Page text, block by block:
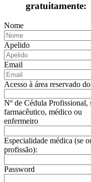
gratuitamente:
Nome
Apelido
Email
Acesso à área reservado
Nº de Cédula Profissional,
farmacêutico, médico ou
enfermeiro
Especialidade médica (se
profissão):
Password